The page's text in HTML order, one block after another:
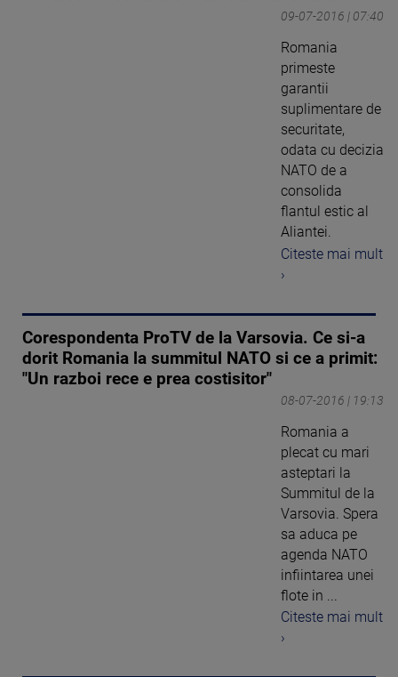
09-07-2016 | 07:40
Romania
primeste
garantii
suplimentare de
securitate,
odata cu decizia
NATO de a
consolida
flantul estic al
Aliantei.
Citeste mai mult
›
Corespondenta ProTV de la Varsovia. Ce si-a
dorit Romania la summitul NATO si ce a primit:
"Un razboi rece e prea costisitor"
08-07-2016 | 19:13
Romania a
plecat cu mari
asteptari la
Summitul de la
Varsovia. Spera
sa aduca pe
agenda NATO
infiintarea unei
flote in ...
Citeste mai mult
›